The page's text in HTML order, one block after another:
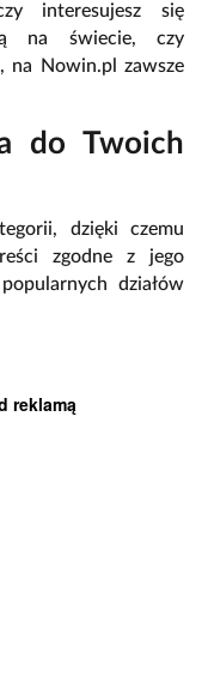
interesujesz się
na świecie, czy
na Nowin.pl zawsze
do Twoich
dzięki czemu
zgodne z jego
działów
reklamą